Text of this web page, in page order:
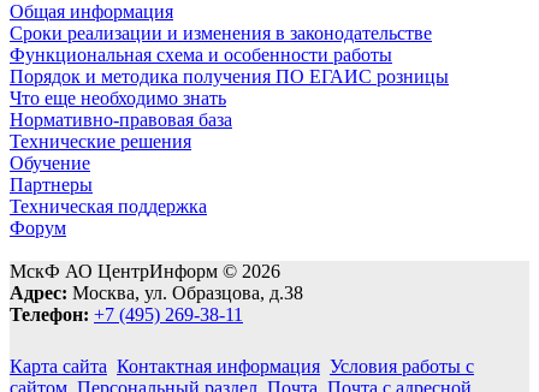
Общая информация
Сроки реализации и изменения в законодательстве
Функциональная схема и особенности работы
Порядок и методика получения ПО ЕГАИС розницы
Что еще необходимо знать
Нормативно-правовая база
Технические решения
Обучение
Партнеры
Техническая поддержка
Форум
МскФ АО ЦентрИнформ © 2026
Адрес: Москва, ул. Образцова, д.38
Телефон: +7 (495) 269-38-11
Карта сайта Контактная информация Условия работы с